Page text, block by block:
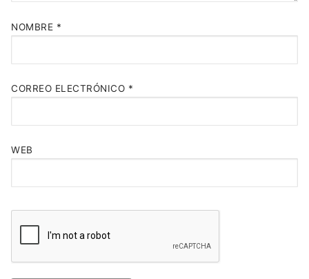
NOMBRE *
CORREO ELECTRÓNICO *
WEB